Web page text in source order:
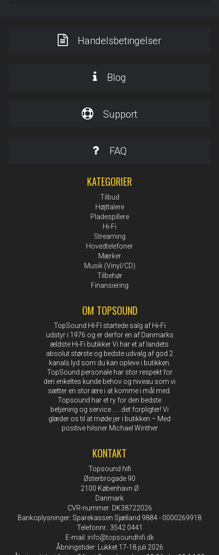
Handelsbetingelser
Blog
Support
FAQ
KATEGORIER
Tilbud
Højttalere
Pladespillere
Hi-Fi
Streaming
Hovedtelefoner
Mærker
Musik (Vinyl/CD)
Tilbehør
Finansiering
OM TOPSOUND
TopSound HI-FI startede salg af Hi-Fi
udstyr i 1976 og er derfor en af Danmarks
ældste Hi-Fi butikker Vi har et af landets
absolut største og bedste udvalg af god 2
kanals lyd som du kan opleve i butikken.
TopSound personale har stor respekt for
den enkeltes kunde behov og niveau som vi
sætter en stor ære i at komme i mål med.
Topsound har et ry for den bedste
betjening og service…….det forpligter! Vi
glæder os til at møde jer i butikken – Med
positive hilsner Michael Winther
KONTAKT
Topsound hifi
Østerbrogade 90
2100 København Ø
Danmark
CVR-nummer: DK38722026
Bankoplysninger: Sparekassen Sjælland 9884 - 0000269918
Telefonnr.: 3542 0441
E-mail : info@topsoundhifi.dk
Åbningstider: Lukket 17-18 juli 2026